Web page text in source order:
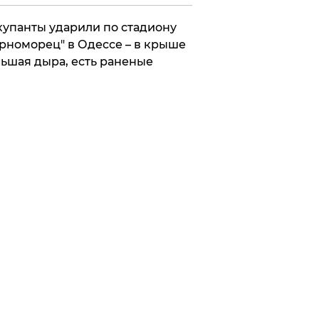
ударили по стадиону
в Одессе – в крыше
дыра, есть раненые